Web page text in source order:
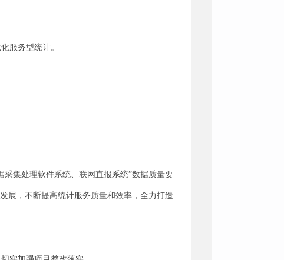
服务型统计。
集处理软件系统、联网直报系统”数据质量要
展，不断提高统计服务质量和效率，全力打造